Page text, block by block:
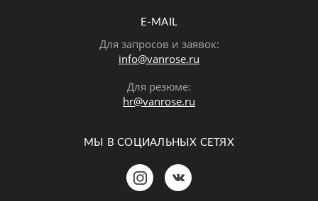
E-MAIL
Для запросов и заявок:
info@vanrose.ru
Для резюме:
hr@vanrose.ru
МЫ В СОЦИАЛЬНЫХ СЕТЯХ
Позвонить Telegram